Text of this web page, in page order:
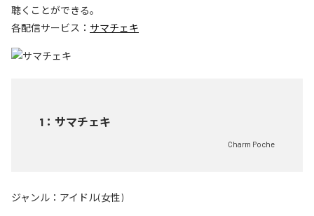
聴くことができる。
各配信サービス： サマチェキ
1 ： サマチェキ
Charm Poche
ジャンル： アイドル(女性)